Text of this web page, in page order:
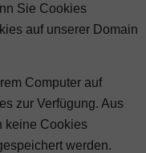
Sie Cookies
auf unserer Domain
Computer auf
zur Verfügung. Aus
keine Cookies
werden.